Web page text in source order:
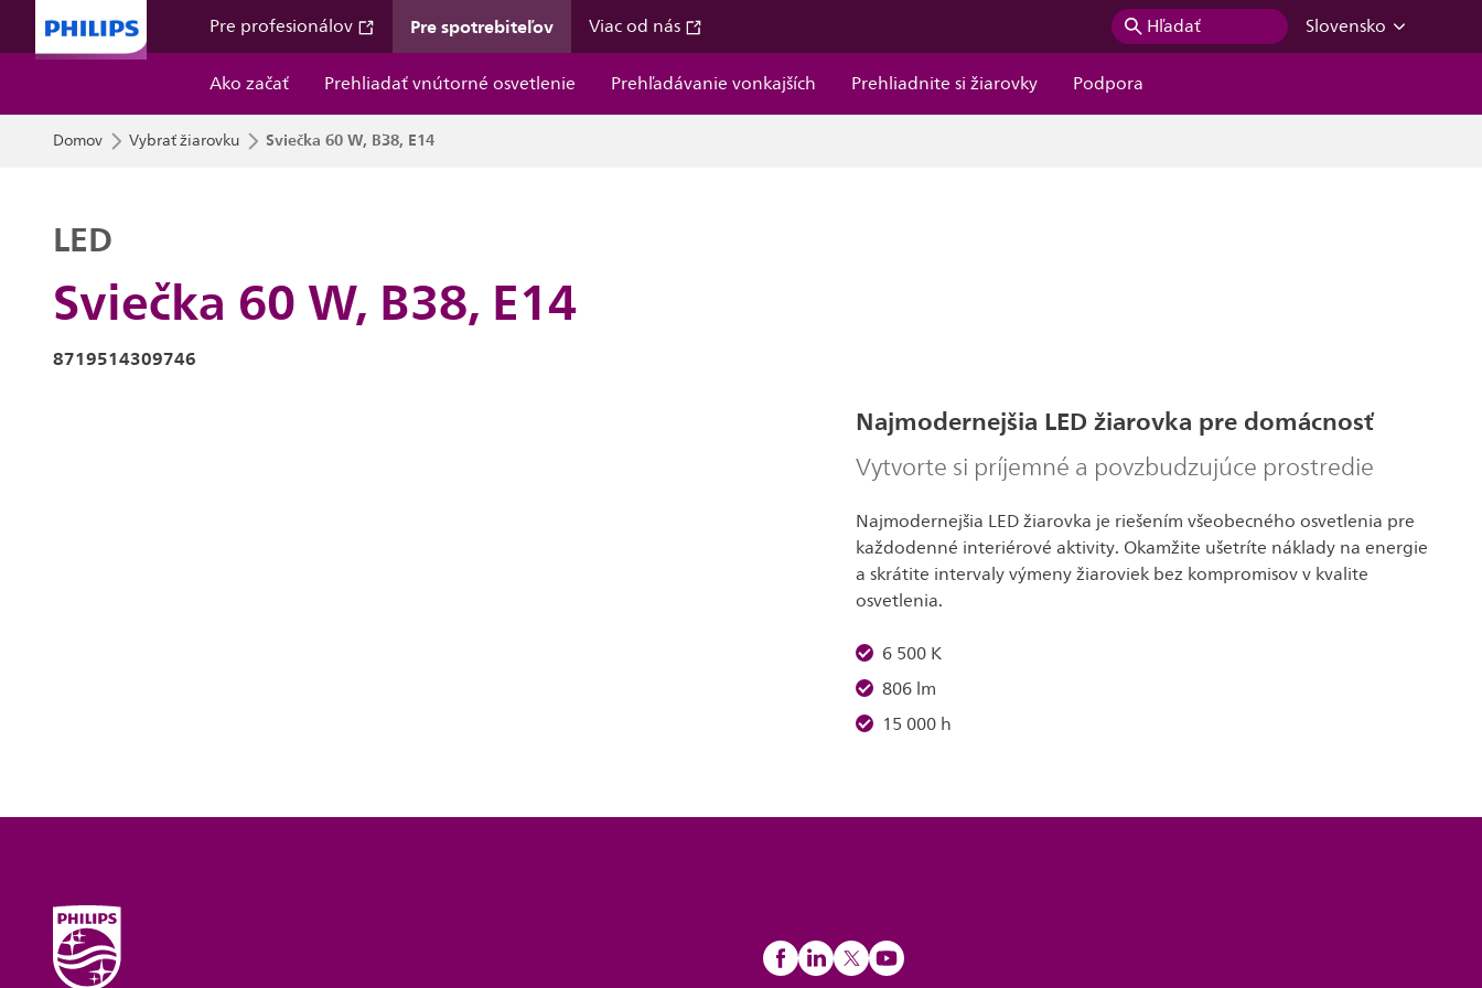
Pre profesionálov Pre spotrebiteľov Viac od nás Hľadať
Slovensko
Ako začať
Prehliadať vnútorné osvetlenie Prehľadávanie vonkajších Prehliadnite si žiarovky Podpora
Domov Vybrať žiarovku Sviečka 60 W, B38, E14
Sviečka 60 W, B38, E14
LED
8719514309746
Najmodernejšia LED žiarovka pre domácnosť
Vytvorte si príjemné a povzbudzujúce prostredie
Najmodernejšia LED žiarovka je riešením všeobecného osvetlenia pre
každodenné interiérové aktivity. Okamžite ušetríte náklady na energie
a skrátite intervaly výmeny žiaroviek bez kompromisov v kvalite
osvetlenia.
6 500 K
806 lm
15 000 h